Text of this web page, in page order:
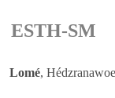
ESTH-SM
Lomé,